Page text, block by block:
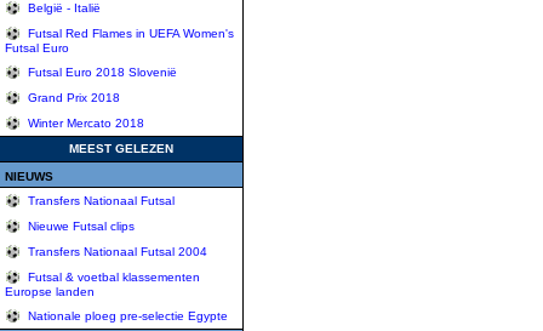
België - Italië
Futsal Red Flames in UEFA Women's
Futsal Euro
Futsal Euro 2018 Slovenië
Grand Prix 2018
Winter Mercato 2018
MEEST GELEZEN
NIEUWS
Transfers Nationaal Futsal
Nieuwe Futsal clips
Transfers Nationaal Futsal 2004
Futsal & voetbal klassementen
Europse landen
Nationale ploeg pre-selectie Egypte